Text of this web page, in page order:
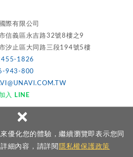
優化您的體驗，繼續瀏覽即表示您同
細內容，請詳閱 隱私權保護政策
×
際有限公司
信義區永吉路32號8樓之9
汐止區大同路三段194號5樓
1826
943-800
入 LINE
Reserved.
頁設計 │ 多米諾